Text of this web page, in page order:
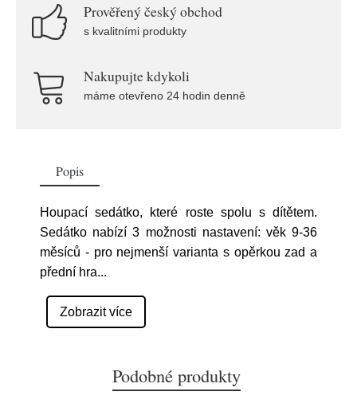
Prověřený český obchod
s kvalitními produkty
Nakupujte kdykoli
máme otevřeno 24 hodin denně
Popis
Houpací sedátko, které roste spolu s dítětem.
Sedátko nabízí 3 možnosti nastavení: věk 9-36
měsíců - pro nejmenší varianta s opěrkou zad a
přední hra...
Zobrazit více
Podobné produkty